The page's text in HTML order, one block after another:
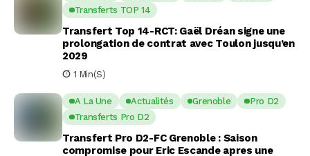
Transferts TOP 14
Transfert Top 14-RCT: Gaël Dréan signe une
prolongation de contrat avec Toulon jusqu’en
2029
1 Min(s)
A La Une Actualités Grenoble
Pro D2
Transferts Pro D2
Transfert Pro D2-FC Grenoble : Saison
compromise pour Eric Escande apres une